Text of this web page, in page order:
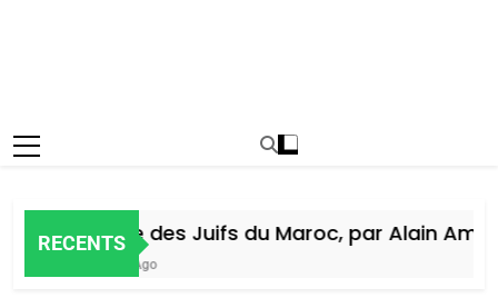
RECENTS
Histoire des Juifs du Maroc, par Alain Amiel